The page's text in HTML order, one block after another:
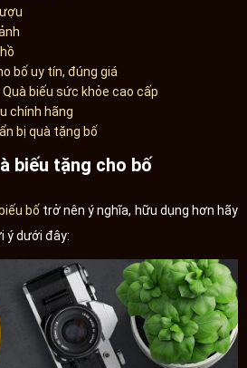
bố uy tín, đúng giá
biếu sức khỏe cao cấp
chính hãng
bị quà tặng bố
biếu tặng cho bố
bố trở nên ý nghĩa, hữu dụng hơn hãy
ý dưới đây: